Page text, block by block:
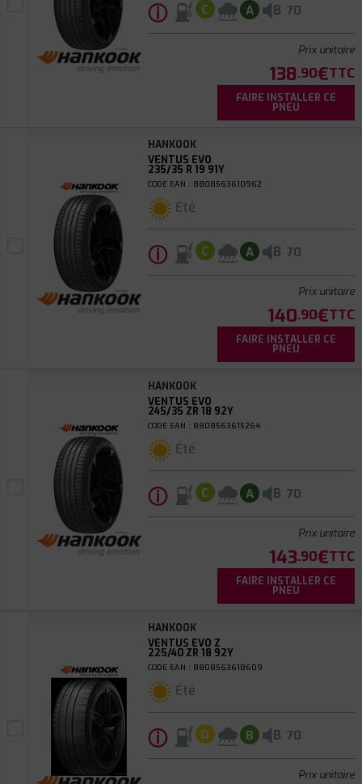
ⓘ C A B 70
Prix unitaire
138.90€TTC
FAIRE INSTALLER CE
PNEU
HANKOOK
VENTUS EVO
235/35 R 19 91Y
CODE EAN : 8808563610962
Été
ⓘ C A B 70
Prix unitaire
140.90€TTC
FAIRE INSTALLER CE
PNEU
HANKOOK
VENTUS EVO
245/35 ZR 18 92Y
CODE EAN : 8808563615264
Été
ⓘ C A B 70
Prix unitaire
143.90€TTC
FAIRE INSTALLER CE
PNEU
HANKOOK
VENTUS EVO Z
225/40 ZR 18 92Y
CODE EAN : 8808563618609
Été
ⓘ D B B 70
Prix unitaire